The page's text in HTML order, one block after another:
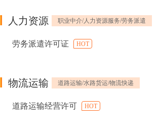
人力资源 职业中介/人力资源服务/劳务派遣
劳务派遣许可证 HOT
物流运输 道路运输/水路货运/物流快递
道路运输经营许可 HOT